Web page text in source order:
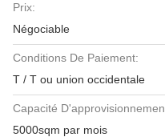
Prix:
Négociable
Conditions De Paiement:
T / T ou union occidentale
Capacité
5000sqm par mois